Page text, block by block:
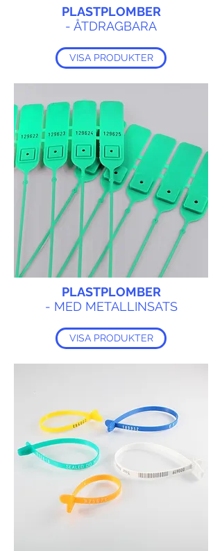
PLASTPLOMBER
- ÅTDRAGBARA
VISA PRODUKTER
PLASTPLOMBER
- MED METALLINSATS
VISA PRODUKTER